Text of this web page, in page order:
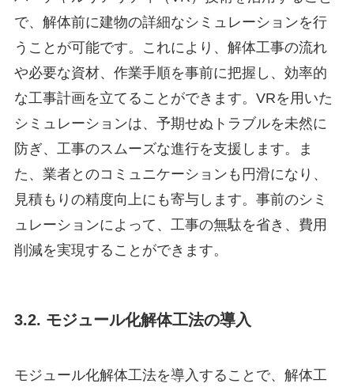
で、解体前に建物の詳細なシミュレーションを行
うことが可能です。これにより、解体工事の流れ
や必要な資材、作業手順を事前に把握し、効率的
な工事計画を立てることができます。VRを用いた
シミュレーションは、予期せぬトラブルを未然に
防ぎ、工事のスムーズな進行を支援します。ま
た、業者とのコミュニケーションも円滑になり、
見積もりの精度向上にも寄与します。事前のシミ
ュレーションによって、工事の無駄を省き、費用
削減を実現することができます。
3.2. モジュール化解体工法の導入
モジュール化解体工法を導入することで、解体工